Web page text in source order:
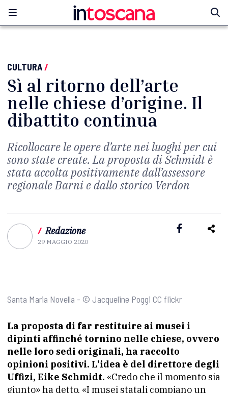
CULTURA/
Sì al ritorno dell’arte
nelle chiese d’origine. Il
dibattito continua
Ricollocare le opere d’arte nei luoghi per cui
sono state create. La proposta di Schmidt è
stata accolta positivamente dall’assessore
regionale Barni e dallo storico Verdon
/ Redazione
29 MAGGIO 2020
Santa Maria Novella - © Jacqueline Poggi CC flickr
La proposta di far restituire ai musei i
dipinti affinché tornino nelle chiese, ovvero
nelle loro sedi originali, ha raccolto
opinioni positivi. L’idea è del direttore degli
Uffizi, Eike Schmidt. «Credo che il momento sia
giunto» ha detto. «I musei statali compiano un